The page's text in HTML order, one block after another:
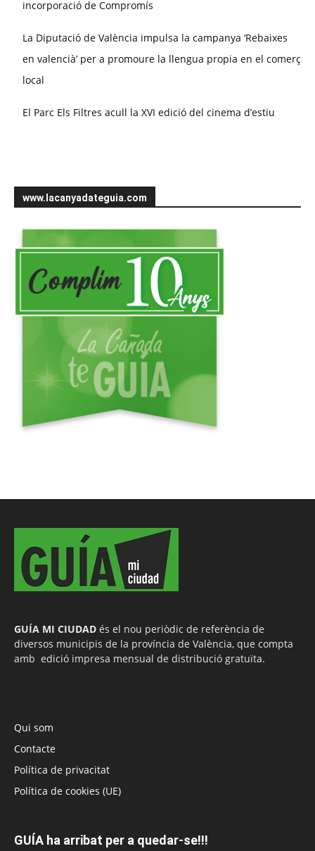
incorporació de Compromís
La Diputació de València impulsa la campanya ‘Rebaixes
en valencià’ per a promoure la llengua propia en el comerç
local
El Parc Els Filtres acull la XVI edició del cinema d’estiu
www.lacanyadateguia.com
GUÍA MI CIUDAD és el nou periòdic de referència de
diversos municipis de la província de València, que compta
amb edició impresa mensual de distribució gratuïta.
Qui som
Contacte
Política de privacitat
Política de cookies (UE)
GUÍA ha arribat per a quedar-se!!!